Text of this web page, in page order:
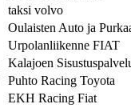
taksi volvo
Oulaisten Auto ja
Urpolanliikenne FIAT
Kalajoen
Puhto Racing Toyota
EKH Racing Fiat